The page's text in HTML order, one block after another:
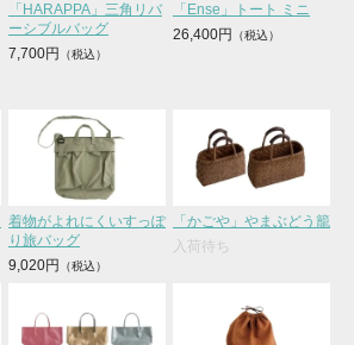
「HARAPPA」三角リバ
ーシブルバッグ
7,700円
「Ense」トート ミニ
26,400円
着物がよれにくいすっぽ
り旅バッグ
9,020円
「かごや」やまぶどう籠
入荷待ち